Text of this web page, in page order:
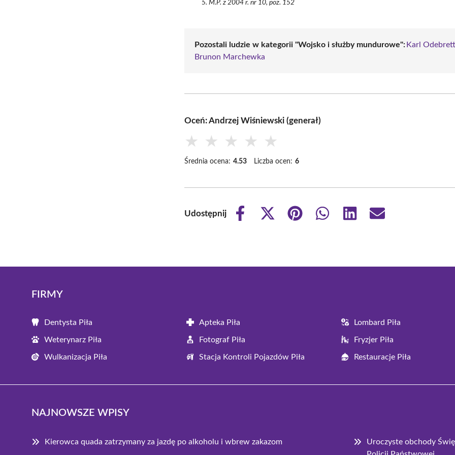
M.P. z 2004 r. nr 10, poz. 152
Pozostali ludzie w kategorii "Wojsko i służby mundurowe": Karl
Brunon Marchewka
Oceń: Andrzej Wiśniewski (generał)
★ ★ ★ ★ ★
Średnia ocena: 4.53 Liczba ocen: 6
Udostępnij
Share
Share
Share
Share
Share
Share
FIRMY
Dentysta Piła Apteka Piła Lombard Piła
Weterynarz Piła Fotograf Piła Fryzjer Piła
Wulkanizacja Piła Stacja Kontroli Pojazdów Piła Restauracje Piła
NAJNOWSZE WPISY
Kierowca quada zatrzymany za jazdę po alkoholu i wbrew zakazom
Uroczyste obchody